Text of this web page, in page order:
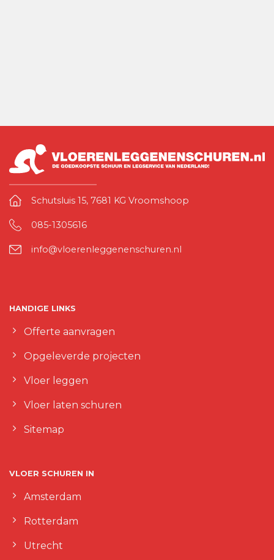
Schutsluis 15, 7681 KG Vroomshoop
085-1305616
info@vloerenleggenenschuren.nl
HANDIGE LINKS
Offerte aanvragen
Opgeleverde projecten
Vloer leggen
Vloer laten schuren
Sitemap
VLOER SCHUREN IN
Amsterdam
Rotterdam
Utrecht